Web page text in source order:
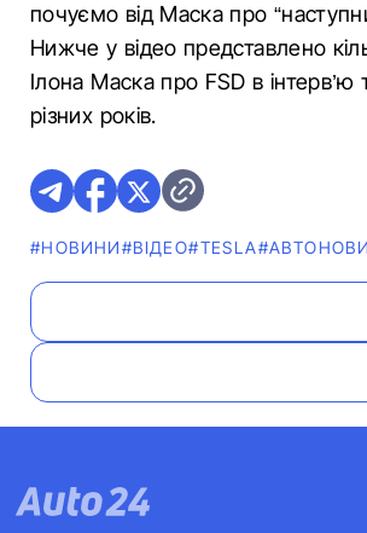
почуємо від Маска про
Нижче у відео представлено
Ілона Маска про FSD в інтерв’ю
різних років.
#НОВИНИ#ВІДЕО#TESLA